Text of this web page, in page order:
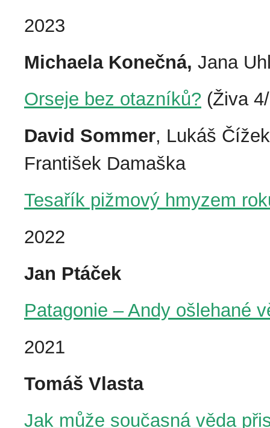
2023
Michaela Konečná, Jana
Orseje bez otazníků? (Živa
David Sommer, Lukáš
František Damaška
Tesařík pižmový hmyzem
2022
Jan Ptáček
Patagonie – Andy ošlehané
2021
Tomáš Vlasta
Jak může současná věda